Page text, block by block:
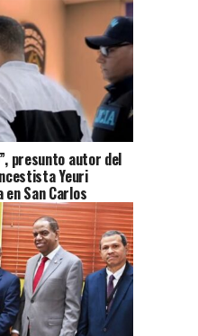
presunto autor del
Yeuri
San Carlos